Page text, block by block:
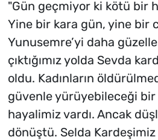
"Gün geçmiyor ki kötü bir
Yine bir kara gün, yine bir
Yunusemre’yi daha
çıktığımız yolda Sevda
oldu. Kadınların
güvenle yürüyebileceği bir
hayalimiz vardı. Ancak
dönüştü. Selda Kardeşimiz